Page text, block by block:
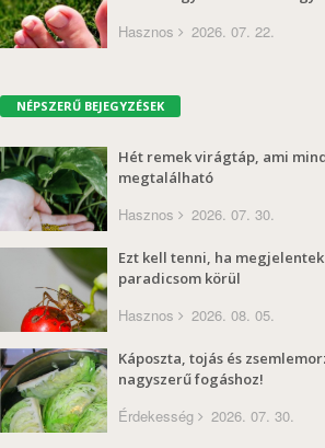
Hasznos 2026. 07. 22.
NÉPSZERŰ BEJEGYZÉSEK
Hét remek virágtáp, ami
megtalálható
Hasznos 2026. 07. 30.
Ezt kell tenni, ha
paradicsom körül
Hasznos 2026. 08. 05.
Káposzta, tojás és
nagyszerű fogáshoz!
Érdekesség 2026. 07. 30.